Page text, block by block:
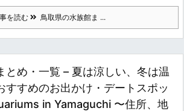
を読む 鳥取県の水族館ま ...
とめ・一覧 – 夏は涼しい、冬は温
すすめのお出かけ・デートスポッ
in Yamaguchi 〜住所、地